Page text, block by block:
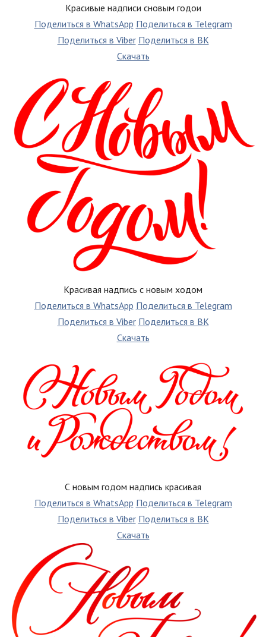
Красивые надписи сновым годои
Поделиться в WhatsApp Поделиться в Telegram
Поделиться в Viber Поделиться в ВК
Скачать
Красивая надпись с новым ходом
Поделиться в WhatsApp Поделиться в Telegram
Поделиться в Viber Поделиться в ВК
Скачать
С новым годом надпись красивая
Поделиться в WhatsApp Поделиться в Telegram
Поделиться в Viber Поделиться в ВК
Скачать